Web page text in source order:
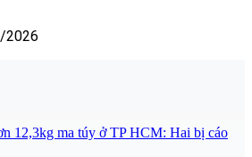
2026
12,3kg ma túy ở TP HCM: Hai bị cáo